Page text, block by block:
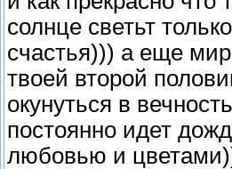
солнце светьт
счастья))) а еще
твоей второй
окунуться в
постоянно идет
любовью и